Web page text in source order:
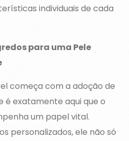
individuais de cada
para uma Pele
começa com a adoção de
é exatamente aqui que o
um papel vital.
personalizados, ele não só